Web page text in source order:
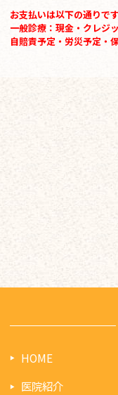
お支払いは以下の通りで
一般診療：現金・クレジ
自賠責予定・労災予定・
HOME
医院紹介